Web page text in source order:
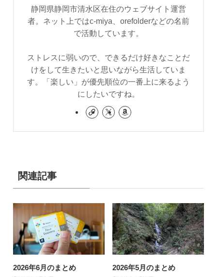
静岡県静岡市清水区在住のウェブサイト運営
者。ネット上ではc-miya、orefolderなどの名前
で活動しています。
ストレスに弱いので、できるだけ好きなことだ
けをして生きたいと思いながら生活していま
す。「楽しい」が優先順位の一番上に来るよう
にしたいですね。
関連記事
2026年6月のまとめ 2026年5月のまとめ